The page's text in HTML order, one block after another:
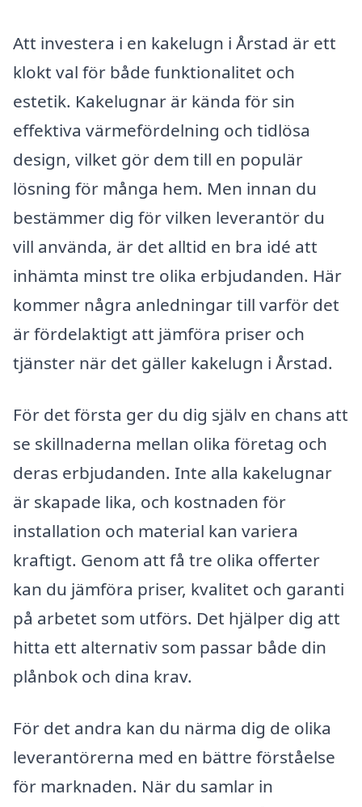
Att investera i en kakelugn i Årstad är ett
klokt val för både funktionalitet och
estetik. Kakelugnar är kända för sin
effektiva värmefördelning och tidlösa
design, vilket gör dem till en populär
lösning för många hem. Men innan du
bestämmer dig för vilken leverantör du
vill använda, är det alltid en bra idé att
inhämta minst tre olika erbjudanden. Här
kommer några anledningar till varför det
är fördelaktigt att jämföra priser och
tjänster när det gäller kakelugn i Årstad.
För det första ger du dig själv en chans att
se skillnaderna mellan olika företag och
deras erbjudanden. Inte alla kakelugnar
är skapade lika, och kostnaden för
installation och material kan variera
kraftigt. Genom att få tre olika offerter
kan du jämföra priser, kvalitet och garanti
på arbetet som utförs. Det hjälper dig att
hitta ett alternativ som passar både din
plånbok och dina krav.
För det andra kan du närma dig de olika
leverantörerna med en bättre förståelse
för marknaden. När du samlar in